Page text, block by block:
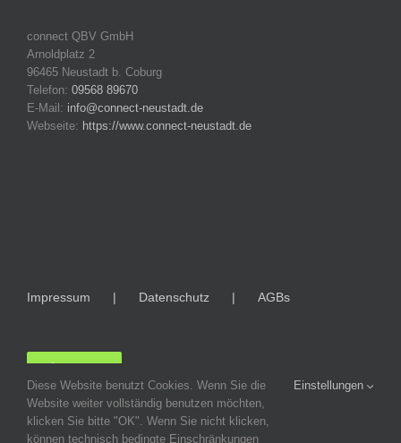
connect QBV GmbH
Arnoldplatz 2
96465 Neustadt b. Coburg
Telefon: 09568 89670
E-Mail: info@connect-neustadt.de
Webseite: https://www.connect-neustadt.de
Impressum Datenschutz AGBs
Diese Website benutzt Cookies. Wenn Sie die
Website weiter vollständig benutzen möchten,
klicken Sie bitte "OK". Wenn Sie nicht klicken,
können technisch bedingte Einschränkungen
Einstellungen